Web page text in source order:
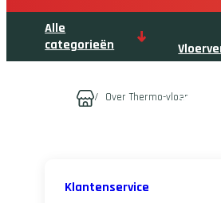
Alle
categorieën
sets
/ Over Thermo-vloer
Klantenservice